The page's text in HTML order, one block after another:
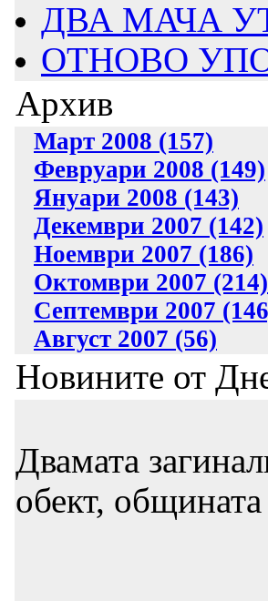
ДВА МАЧА
ОТНОВО
Архив
Март 2008 (157)
Февруари 2008 (149)
Януари 2008 (143)
Декември 2007 (142)
Ноември 2007 (186)
Октомври 2007 (214)
Септември 2007
Август 2007 (56)
Новините от
Двамата
обект,